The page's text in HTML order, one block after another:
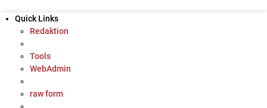
Quick Links
Redaktion
Tools
WebAdmin
raw form